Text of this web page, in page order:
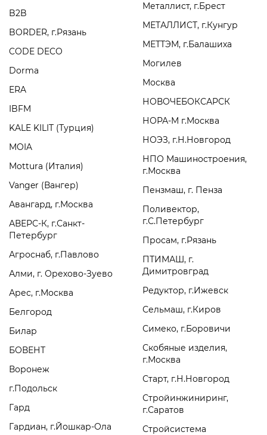
B2B
BORDER, г.Рязань
CODE DECO
Dorma
ERA
IBFM
KALE KILIT (Турция)
MOIA
Mottura (Италия)
Vanger (Вангер)
Авангард, г.Москва
АВЕРС-К, г.Санкт-
Петербург
Агроснаб, г.Павлово
Алми, г. Орехово-Зуево
Арес, г.Москва
Белгород
Билар
БОВЕНТ
Воронеж
г.Подольск
Гард
Гардиан, г.Йошкар-Ола
Металлист, г.Брест
МЕТАЛЛИСТ, г.Кунгур
МЕТТЭМ, г.Балашиха
Могилев
Москва
НОВОЧЕБОКСАРСК
НОРА-М г.Москва
НОЭЗ, г.Н.Новгород
НПО Машиностроения,
г.Москва
Пензмаш, г. Пенза
Поливектор,
г.С.Петербург
Просам, г.Рязань
ПТИМАШ, г.
Димитровград
Редуктор, г.Ижевск
Сельмаш, г.Киров
Симеко, г.Боровичи
Скобяные изделия,
г.Москва
Старт, г.Н.Новгород
Стройинжиниринг,
г.Саратов
Стройсистема